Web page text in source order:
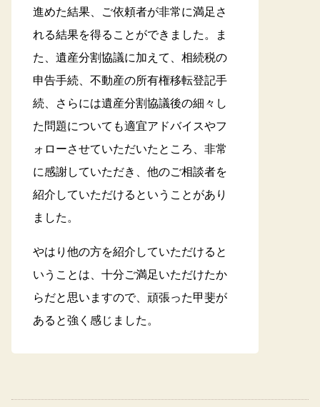
進めた結果、ご依頼者が非常に満足さ
れる結果を得ることができました。ま
た、遺産分割協議に加えて、相続税の
申告手続、不動産の所有権移転登記手
続、さらには遺産分割協議後の細々し
た問題についても適宜アドバイスやフ
ォローさせていただいたところ、非常
に感謝していただき、他のご相談者を
紹介していただけるということがあり
ました。
やはり他の方を紹介していただけると
いうことは、十分ご満足いただけたか
らだと思いますので、頑張った甲斐が
あると強く感じました。